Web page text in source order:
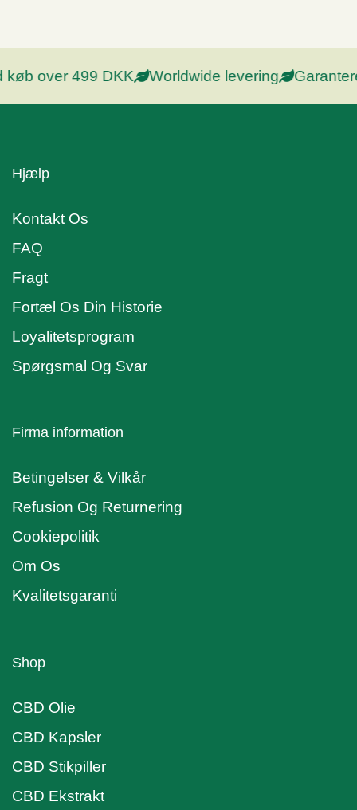
over 499 DKK Worldwide levering
Hjælp
Kontakt Os
FAQ
Fragt
Fortæl Os Din Historie
Loyalitetsprogram
Spørgsmal Og Svar
Firma information
Betingelser & Vilkår
Refusion Og Returnering
Cookiepolitik
Om Os
Kvalitetsgaranti
Shop
CBD Olie
CBD Kapsler
CBD Stikpiller
CBD Ekstrakt